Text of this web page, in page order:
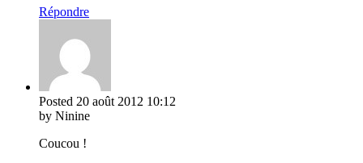
Répondre
Posted 20 août 2012 10:12
by Ninine
Coucou !